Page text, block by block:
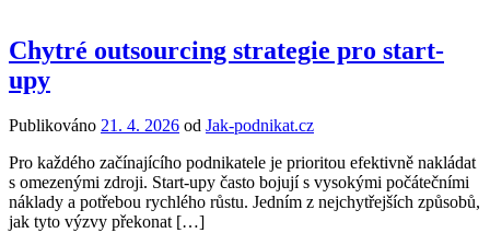
Chytré outsourcing strategie pro start-
upy
Publikováno 21. 4. 2026 od Jak-podnikat.cz
Pro každého začínajícího podnikatele je prioritou efektivně nakládat
s omezenými zdroji. Start-upy často bojují s vysokými počátečními
náklady a potřebou rychlého růstu. Jedním z nejchytřejších způsobů,
jak tyto výzvy překonat […]